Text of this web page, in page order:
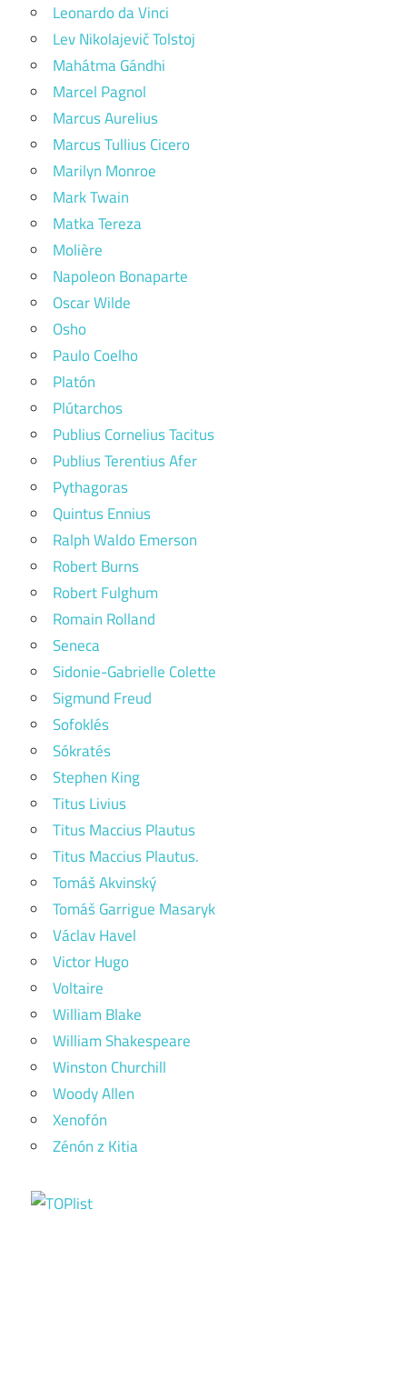
Leonardo da Vinci
Lev Nikolajevič Tolstoj
Mahátma Gándhi
Marcel Pagnol
Marcus Aurelius
Marcus Tullius Cicero
Marilyn Monroe
Mark Twain
Matka Tereza
Molière
Napoleon Bonaparte
Oscar Wilde
Osho
Paulo Coelho
Platón
Plútarchos
Publius Cornelius Tacitus
Publius Terentius Afer
Pythagoras
Quintus Ennius
Ralph Waldo Emerson
Robert Burns
Robert Fulghum
Romain Rolland
Seneca
Sidonie-Gabrielle Colette
Sigmund Freud
Sofoklés
Sókratés
Stephen King
Titus Livius
Titus Maccius Plautus
Titus Maccius Plautus.
Tomáš Akvinský
Tomáš Garrigue Masaryk
Václav Havel
Victor Hugo
Voltaire
William Blake
William Shakespeare
Winston Churchill
Woody Allen
Xenofón
Zénón z Kitia